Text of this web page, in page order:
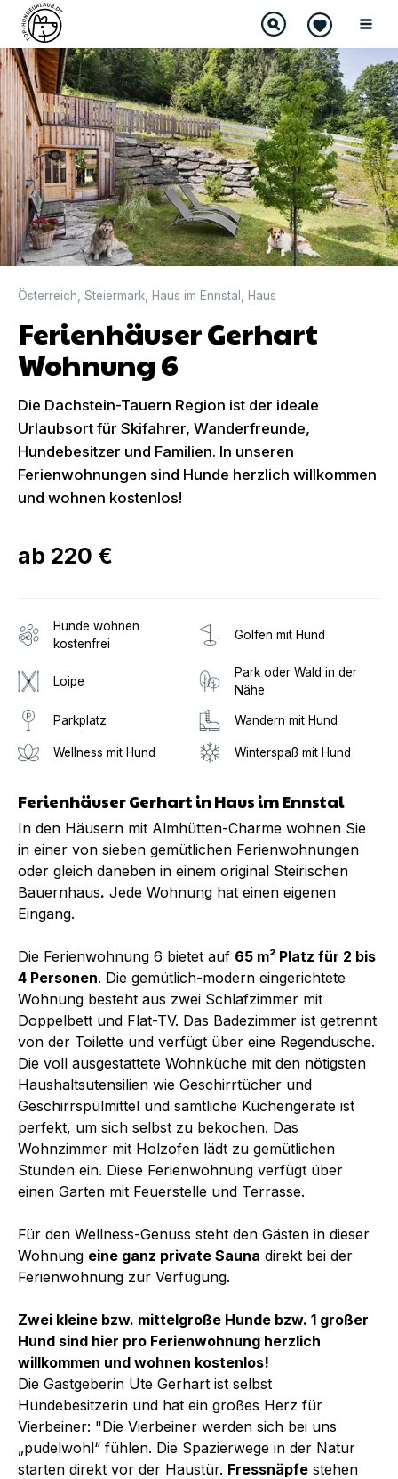
Österreich Steiermark Haus im Ennstal Haus
Ferienhäuser Gerhart
Wohnung 6
Die Dachstein-Tauern Region ist der ideale
Urlaubsort für Skifahrer, Wanderfreunde,
Hundebesitzer und Familien. In unseren
Ferienwohnungen sind Hunde herzlich willkommen
und wohnen kostenlos!
ab 220 €
Hunde wohnen
kostenfrei
Golfen mit Hund
Loipe
Park oder Wald in der
Nähe
Parkplatz Wandern mit Hund
Wellness mit Hund Winterspaß mit Hund
Ferienhäuser Gerhart in Haus im Ennstal
In den Häusern mit Almhütten-Charme wohnen Sie
in einer von sieben gemütlichen Ferienwohnungen
oder gleich daneben in einem original Steirischen
Bauernhaus. Jede Wohnung hat einen eigenen
Eingang.
Die Ferienwohnung 6 bietet auf 65 m² Platz für 2 bis
4 Personen. Die gemütlich-modern eingerichtete
Wohnung besteht aus zwei Schlafzimmer mit
Doppelbett und Flat-TV. Das Badezimmer ist getrennt
von der Toilette und verfügt über eine Regendusche.
Die voll ausgestattete Wohnküche mit den nötigsten
Haushaltsutensilien wie Geschirrtücher und
Geschirrspülmittel und sämtliche Küchengeräte ist
perfekt, um sich selbst zu bekochen. Das
Wohnzimmer mit Holzofen lädt zu gemütlichen
Stunden ein. Diese Ferienwohnung verfügt über
einen Garten mit Feuerstelle und Terrasse.
Für den Wellness-Genuss steht den Gästen in dieser
Wohnung eine ganz private Sauna direkt bei der
Ferienwohnung zur Verfügung.
Zwei kleine bzw. mittelgroße Hunde bzw. 1 großer
Hund sind hier pro Ferienwohnung herzlich
willkommen und wohnen kostenlos!
Die Gastgeberin Ute Gerhart ist selbst
Hundebesitzerin und hat ein großes Herz für
Vierbeiner: "Die Vierbeiner werden sich bei uns
„pudelwohl“ fühlen. Die Spazierwege in der Natur
starten direkt vor der Haustür. Fressnäpfe stehen